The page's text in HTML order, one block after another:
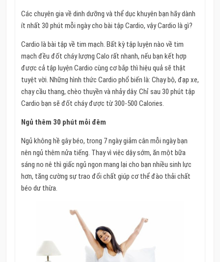
Các chuyên gia về dinh dưỡng và thể dục khuyên bạn hãy dành
ít nhất 30 phút mỗi ngày cho bài tập Cardio, vậy Cardio là gì?
Cardio là bài tập về tim mạch. Bất kỳ tập luyện nào về tim
mạch đều đốt cháy lượng Calo rất nhanh, nếu bạn kết hợp
được cả tập luyện Cardio cùng cơ bắp thì hiệu quả sẽ thật
tuyệt vời. Những hình thức Cardio phổ biến là: Chạy bộ, đạp xe,
chạy cầu thang, chèo thuyền và nhảy dây. Chỉ sau 30 phút tập
Cardio bạn sẽ đốt cháy được từ 300-500 Calories.
Ngủ thêm 30 phút mỗi đêm
Ngủ không hề gây béo, trong 7 ngày giảm cân mỗi ngày bạn
nên ngủ thêm nửa tiếng. Thay vì việc dậy sớm, ăn một bữa
sáng no nê thì giấc ngủ ngon mang lại cho bạn nhiều sinh lực
hơn, tăng cường sự trao đổi chất giúp cơ thể đào thải chất
béo dư thừa.